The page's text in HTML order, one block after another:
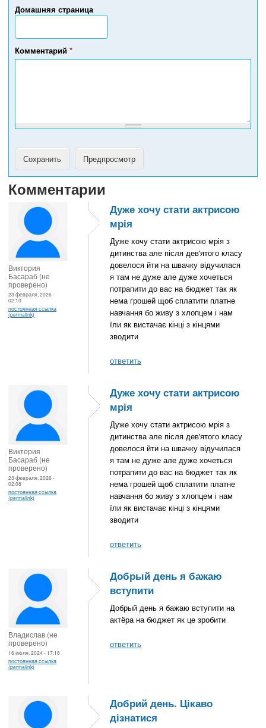
Домашняя страница
т
л
е
ф
Комментарий *
Комментарии
Виктория
Басараб (не
проверено)
23 февраля, 2026 -
02:10
постоянная ссылка
(permalink)
Дуже хочу стати актрисою
мрія
Дуже хочу стати актрисою мрія з
дитинства але після дев'ятого класу
довелося йти на швачку відучилася
я там не дуже але дуже хочеться
потрапити до вас на бюджет так як
нема грошей щоб сплатити платне
навчання бо живу з хлопцем і нам
їли як вистачає кінці з кінцями
зводити
ответить
Виктория
Басараб (не
проверено)
23 февраля, 2026 -
02:08
постоянная ссылка
(permalink)
Дуже хочу стати актрисою
мрія
Дуже хочу стати актрисою мрія з
дитинства але після дев'ятого класу
довелося йти на швачку відучилася
я там не дуже але дуже хочеться
потрапити до вас на бюджет так як
нема грошей щоб сплатити платне
навчання бо живу з хлопцем і нам
їли як вистачає кінці з кінцями
зводити
ответить
Владислав (не
проверено)
16 июля, 2024 - 17:18
постоянная ссылка
(permalink)
Добрый день я бажаю
вступити
Добрый день я бажаю вступити на
актёра на бюджет як це зробити
ответить
Добрий день. Цікаво
дізнатися